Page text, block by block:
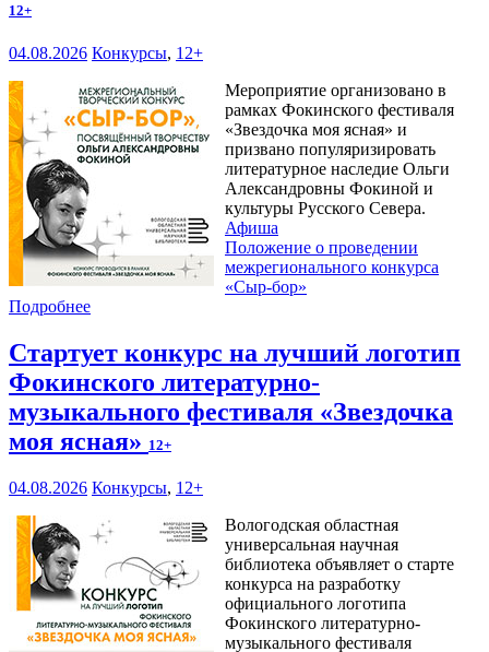
12+
04.08.2026 Конкурсы, 12+
Мероприятие организовано в
рамках Фокинского фестиваля
«Звездочка моя ясная» и
призвано популяризировать
литературное наследие Ольги
Александровны Фокиной и
культуры Русского Севера.
Афиша
Положение о проведении
межрегионального конкурса
«Сыр-бор»
Подробнее
Стартует конкурс на лучший логотип
Фокинского литературно-
музыкального фестиваля «Звездочка
моя ясная» 12+
04.08.2026 Конкурсы, 12+
Вологодская областная
универсальная научная
библиотека объявляет о старте
конкурса на разработку
официального логотипа
Фокинского литературно-
музыкального фестиваля